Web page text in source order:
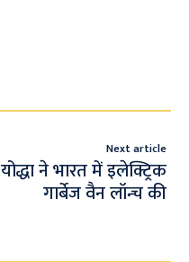
Next article
योद्धा ने भारत में इलेक्ट्रिक
गार्बेज वैन लॉन्च की